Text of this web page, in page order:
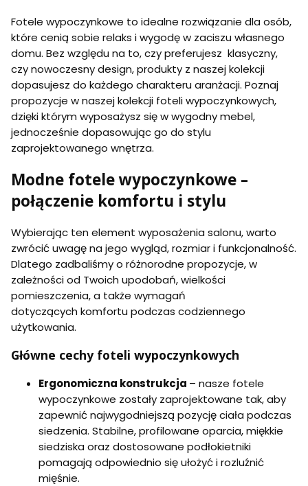
Fotele wypoczynkowe to idealne rozwiązanie dla osób,
które cenią sobie relaks i wygodę w zaciszu własnego
domu. Bez względu na to, czy preferujesz klasyczny,
czy nowoczesny design, produkty z naszej kolekcji
dopasujesz do każdego charakteru aranżacji. Poznaj
propozycje w naszej kolekcji foteli wypoczynkowych,
dzięki którym wyposażysz się w wygodny mebel,
jednocześnie dopasowując go do stylu
zaprojektowanego wnętrza.
Modne fotele wypoczynkowe –
połączenie komfortu i stylu
Wybierając ten element wyposażenia salonu, warto
zwrócić uwagę na jego wygląd, rozmiar i funkcjonalność.
Dlatego zadbaliśmy o różnorodne propozycje, w
zależności od Twoich upodobań, wielkości
pomieszczenia, a także wymagań
dotyczących komfortu podczas codziennego
użytkowania.
Główne cechy foteli wypoczynkowych
Ergonomiczna konstrukcja – nasze fotele
wypoczynkowe zostały zaprojektowane tak, aby
zapewnić najwygodniejszą pozycję ciała podczas
siedzenia. Stabilne, profilowane oparcia, miękkie
siedziska oraz dostosowane podłokietniki
pomagają odpowiednio się ułożyć i rozluźnić
mięśnie.